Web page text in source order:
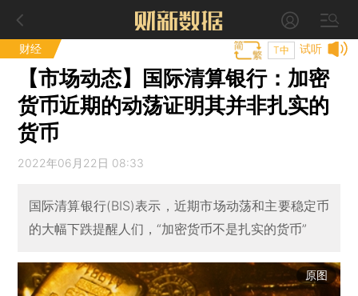
财经 试听
T中
【市场动态】国际清算银行：加密
货币近期的动荡证明其并非扎实的
货币
2022年06月22日 08:33
国际清算银行(BIS)表示，近期市场动荡和主要稳定币
的大幅下跌提醒人们，“加密货币不是扎实的货币”
原图